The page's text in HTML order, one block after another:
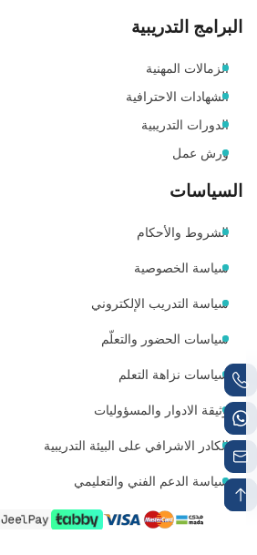
البرامج التدريبية
الزمالات المهنية
الشهادات الاحترافية
الدورات التدريبية
ورش عمل
السياسات
الشروط والأحكام
سياسة الخصوصية
سياسة التدريب الإلكتروني
سياسات الحضور والتعلّم
سياسات نزاهة التعلم
وثيقة الادوار والمسؤوليات
الكادر الاشرافي على البيئة التدريبية
سياسة الدعم الفني والتعليمي